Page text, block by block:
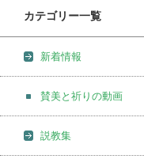
カテゴリー一覧
新着情報
賛美と祈りの動画
説教集